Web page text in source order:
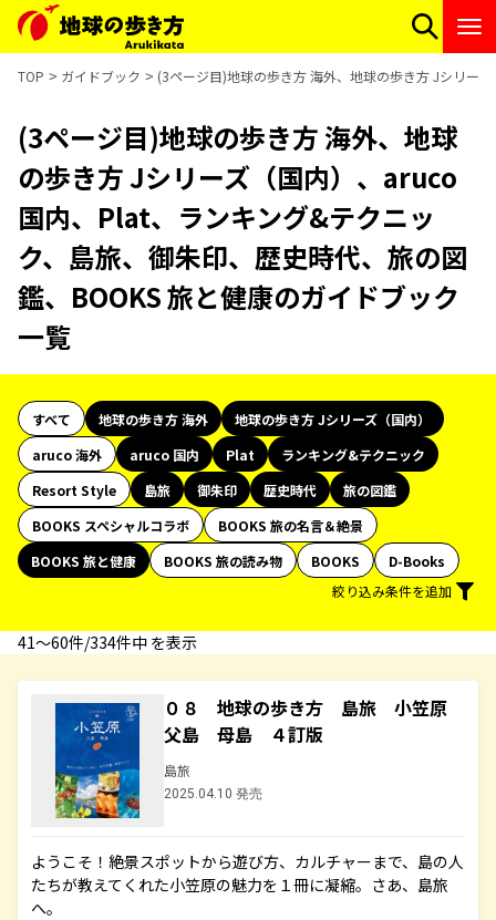
TOP ガイドブック (3ページ目)地球の歩き方 海外、地球の歩き方 Jシリー
(3ページ目)地球の歩き方 海外、地球
の歩き方 Jシリーズ（国内）、aruco
国内、Plat、ランキング&テクニッ
ク、島旅、御朱印、歴史時代、旅の図
鑑、BOOKS 旅と健康のガイドブック
一覧
すべて 地球の歩き方 海外
地球の歩き方 Jシリーズ（国内）
aruco 海外
aruco 国内 Plat
ランキング&テクニック
Resort Style
島旅 御朱印 歴史時代
旅の図鑑
BOOKS スペシャルコラボ
BOOKS 旅の名言＆絶景
BOOKS 旅と健康
BOOKS 旅の読み物 BOOKS
D-Books
絞り込み条件を追加
41〜60件/334件中 を表示
０８ 地球の歩き方 島旅 小笠原
父島 母島 ４訂版
島旅
2025.04.10 発売
ようこそ！絶景スポットから遊び方、カルチャーまで、島の人
たちが教えてくれた小笠原の魅力を１冊に凝縮。さあ、島旅
へ。